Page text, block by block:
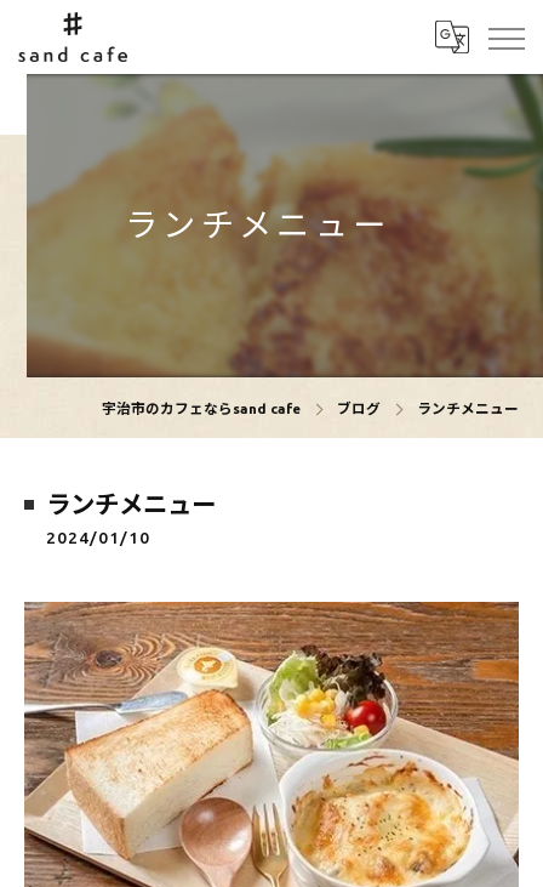
ランチメニュー
宇治市のカフェならsand cafe ブログ ランチメニュー
ランチメニュー
2024/01/10